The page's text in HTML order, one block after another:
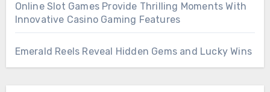
Online Slot Games Provide Thrilling Moments With
Innovative Casino Gaming Features
Emerald Reels Reveal Hidden Gems and Lucky Wins